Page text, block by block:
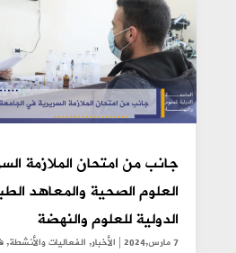
جانب من امتحان الملازمة
العلوم الصحية والمعاهد
الدولية للعلوم والنهضة
7 مارس,2024 | الأخبار,الفعاليات والأنشطة,